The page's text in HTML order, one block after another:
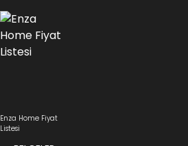
Enza Home Fiyat
Listesi